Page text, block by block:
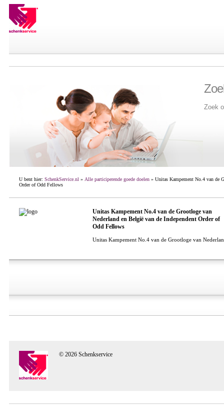
Zoek
U bent hier: SchenkService.nl » Alle participerende goede doelen» Unitas Kampement No.4 van de
Order of Odd Fellows
Unitas Kampement No.4 van de Grootloge van
Nederland en België van de Independent Order of
Odd Fellows
Unitas Kampement No.4 van de Grootloge van
© 2026 Schenkservice